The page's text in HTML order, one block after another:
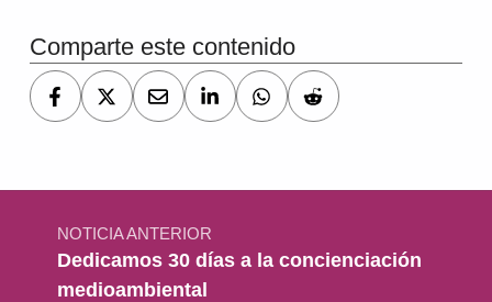
Comparte este contenido
Navegación de entradas
NOTICIA ANTERIOR
Dedicamos 30 días a la concienciación
medioambiental